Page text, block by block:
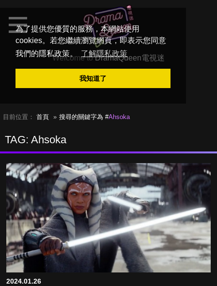
為了提供您優質的服務，本網站使用
cookies。若您繼續瀏覽網頁，即表示您同意
我們的隱私政策。
了解隱私政策
我知道了
Welcome toDramaQueen電視迷
目前位置： 首頁 搜尋的關鍵字為 #Ahsoka
TAG: Ahsoka
2024.01.26